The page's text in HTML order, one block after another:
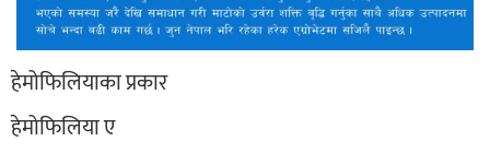
हेमोफिलियाका प्रकार
हेमोफिलिया ए